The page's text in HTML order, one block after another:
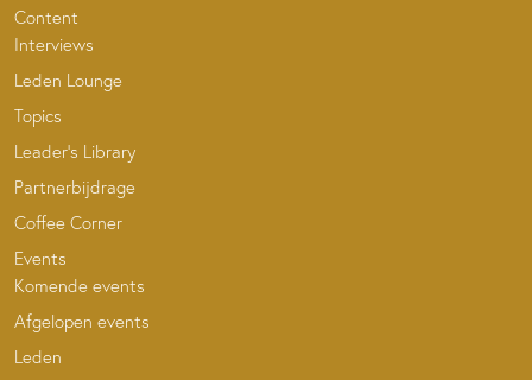
Content
Interviews
Leden Lounge
Topics
Leader’s Library
Partnerbijdrage
Coffee Corner
Events
Komende events
Afgelopen events
Leden